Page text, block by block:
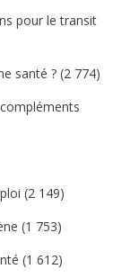
pour le transit
santé ? (2 774)
(2 149)
(1 753)
(1 612)